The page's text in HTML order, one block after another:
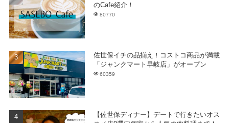
のCafe紹介！
80770
佐世保イチの品揃え！コストコ商品が満載
「ジャンクマート早岐店」がオープン
60359
【佐世保ディナー】デートで行きたいオス